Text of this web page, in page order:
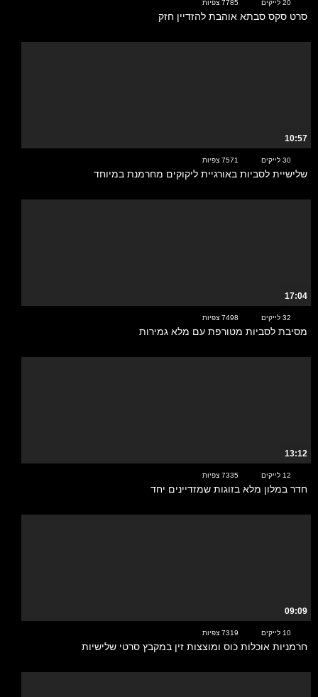
20 לייקים 7785 צפיות
סרט סקס סבתא אוהבת להזדיין חזק
10:57
30 לייקים 7571 צפיות
שלישיית לסביות באורגיית ליקוקים מחרמנת במיוחד
17:04
32 לייקים 7498 צפיות
מסיבת לסביות מטורפת עם מלא גמירות
13:12
12 לייקים 7335 צפיות
חדר במלון מלא בזוגות שמזדיינים יחד
09:09
10 לייקים 7319 צפיות
חרמניות אוכלות כוס ומוצצות זין במקבץ סרטי שלישיות